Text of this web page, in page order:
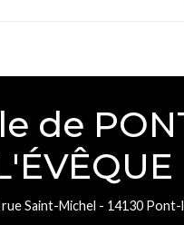
de
rue Saint-Michel - 14130 Pont-